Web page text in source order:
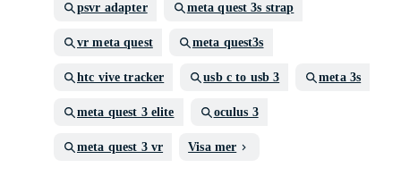
psvr adapter meta quest 3s strap
vr meta quest meta quest3s
htc vive tracker usb c to usb 3 meta 3s
meta quest 3 elite oculus 3
meta quest 3 vr Visa mer